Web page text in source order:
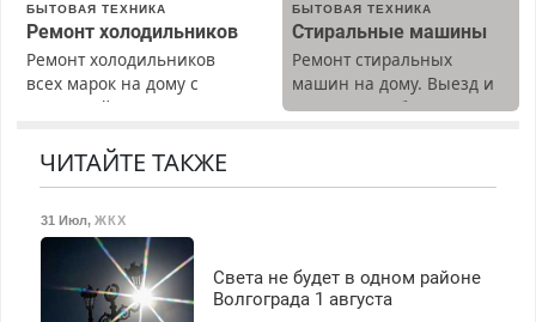
Ежемесячно
выплачивается денежная
премия. Возможно
бесплатное обучение,
транспортной
безопасности с з/п до
БЫТОВАЯ ТЕХНИКА
Ремонт холодильников
Ремонт холодильников
всех марок на дому с
гарантией. Замена
Недорого. Без выходных.
Все районы. Скидка.
БЫТОВАЯ ТЕХНИКА
Стиральные машины
Ремонт стиральных
машин на дому. Выезд и
диагностика бесплатно.
ЧИТАЙТЕ ТАКЖЕ
31 Июл, ЖКХ
Света не будет в одном районе
Волгограда 1 августа